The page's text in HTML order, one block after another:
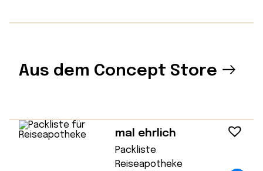
Aus dem Concept Store
mal ehrlich
Packliste
Reiseapotheke